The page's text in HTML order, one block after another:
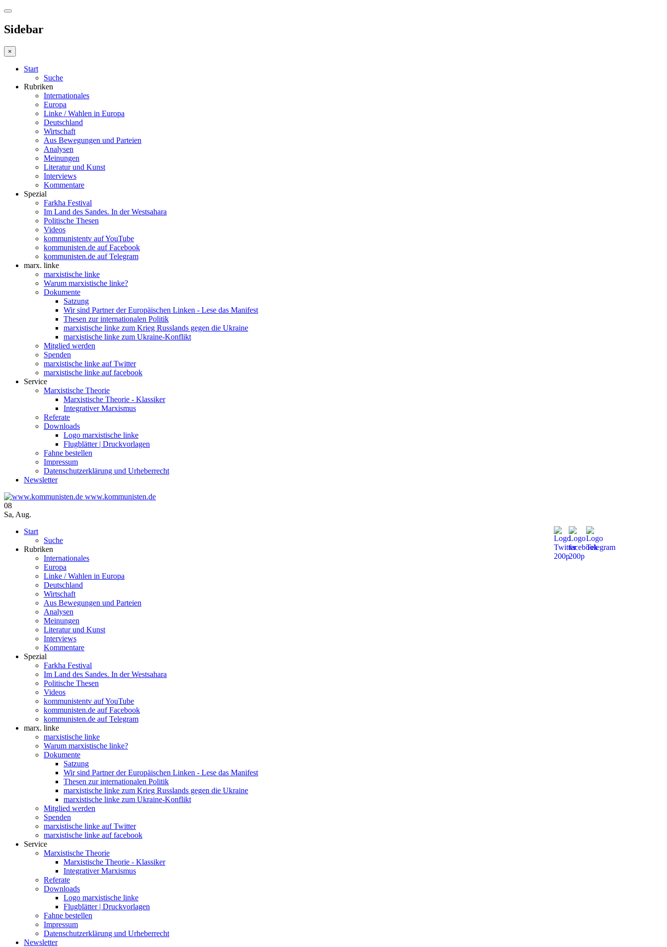
Sidebar
×
Start
Suche
Rubriken
Internationales
Europa
Linke / Wahlen in Europa
Deutschland
Wirtschaft
Aus Bewegungen und Parteien
Analysen
Meinungen
Literatur und Kunst
Interviews
Kommentare
Spezial
Farkha Festival
Im Land des Sandes. In der Westsahara
Politische Thesen
Videos
kommunistentv auf YouTube
kommunisten.de auf Facebook
kommunisten.de auf Telegram
marx. linke
marxistische linke
Warum marxistische linke?
Dokumente
Satzung
Wir sind Partner der Europäischen Linken - Lese das Manifest
Thesen zur internationalen Politik
marxistische linke zum Krieg Russlands gegen die Ukraine
marxistische linke zum Ukraine-Konflikt
Mitglied werden
Spenden
marxistische linke auf Twitter
marxistische linke auf facebook
Service
Marxistische Theorie
Marxistische Theorie - Klassiker
Integrativer Marxismus
Referate
Downloads
Logo marxistische linke
Flugblätter | Druckvorlagen
Fahne bestellen
Impressum
Datenschutzerklärung und Urheberrecht
Newsletter
www.kommunisten.de
08
Sa, Aug.
Start
Suche
Rubriken
Internationales
Europa
Linke / Wahlen in Europa
Deutschland
Wirtschaft
Aus Bewegungen und Parteien
Analysen
Meinungen
Literatur und Kunst
Interviews
Kommentare
Spezial
Farkha Festival
Im Land des Sandes. In der Westsahara
Politische Thesen
Videos
kommunistentv auf YouTube
kommunisten.de auf Facebook
kommunisten.de auf Telegram
marx. linke
marxistische linke
Warum marxistische linke?
Dokumente
Satzung
Wir sind Partner der Europäischen Linken - Lese das Manifest
Thesen zur internationalen Politik
marxistische linke zum Krieg Russlands gegen die Ukraine
marxistische linke zum Ukraine-Konflikt
Mitglied werden
Spenden
marxistische linke auf Twitter
marxistische linke auf facebook
Service
Marxistische Theorie
Marxistische Theorie - Klassiker
Integrativer Marxismus
Referate
Downloads
Logo marxistische linke
Flugblätter | Druckvorlagen
Fahne bestellen
Impressum
Datenschutzerklärung und Urheberrecht
Newsletter